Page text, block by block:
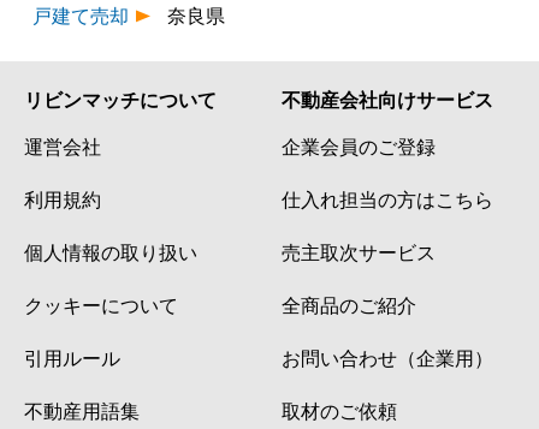
戸建て売却
奈良県
リビンマッチについて
運営会社
利用規約
個人情報の取り扱い
クッキーについて
引用ルール
不動産用語集
不動産会社向けサービス
企業会員のご登録
仕入れ担当の方はこちら
売主取次サービス
全商品のご紹介
お問い合わせ（企業用）
取材のご依頼